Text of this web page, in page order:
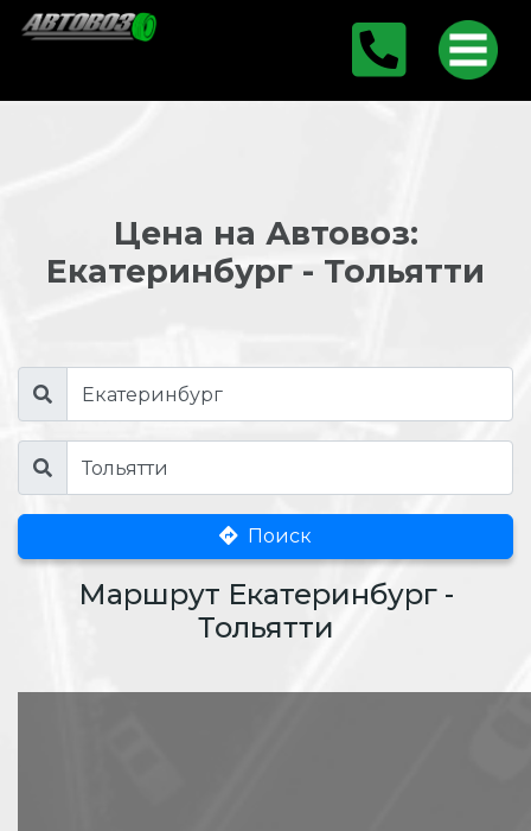
Цена на Автовоз:
Екатеринбург - Тольятти
Поиск
Маршрут Екатеринбург -
Тольятти